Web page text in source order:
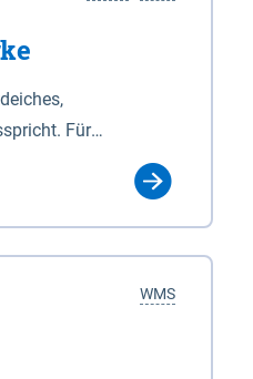
Für
"2.Deichlinie" ist
NDG). Ein Bauwerk
Verordnung
WMS